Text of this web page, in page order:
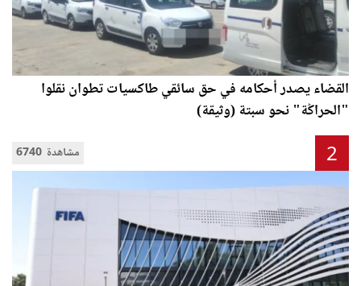
القضاء يصدر أحكامه في حق سائقي طاكسيات تطوان نقلوا
"الحراݣة" نحو سبتة (وثيقة)
6740 مشاهدة 2